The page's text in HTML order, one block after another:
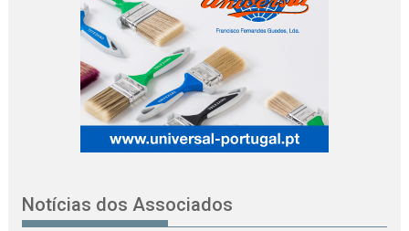
Notícias dos Associados